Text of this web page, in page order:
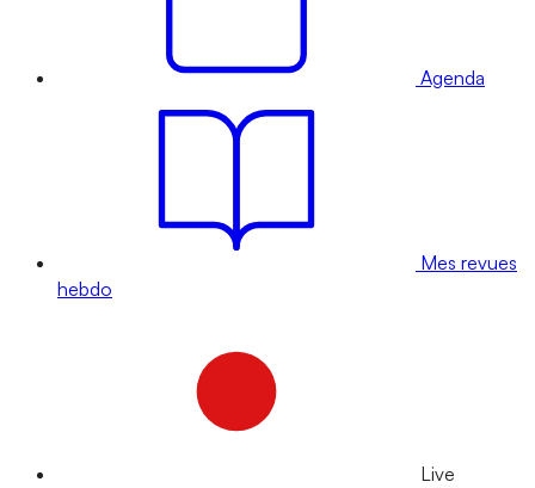
Agenda
Mes revues
hebdo
Live